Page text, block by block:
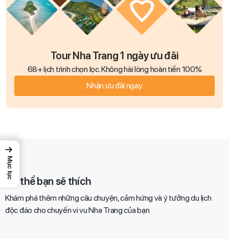
Tour Nha Trang 1 ngày ưu đãi
68+ lịch trình chọn lọc. Không hài lòng hoàn tiền 100%
Nhận ưu đãi ngay
Có thể bạn sẽ thích
Khám phá thêm những câu chuyện, cảm hứng và ý tưởng du lịch
độc đáo cho chuyến vi vu Nha Trang của bạn​
→
Mục lục